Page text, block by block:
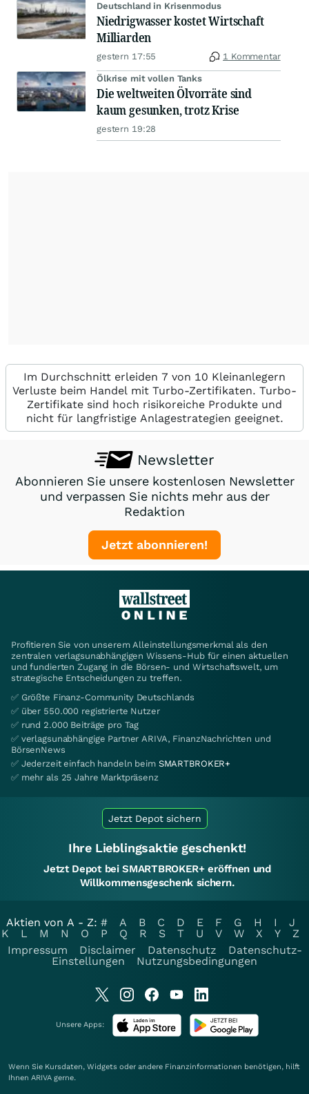
Deutschland in Krisenmodus
Niedrigwasser kostet Wirtschaft
Milliarden
gestern 17:55 1 Kommentar
Ölkrise mit vollen Tanks
Die weltweiten Ölvorräte sind
kaum gesunken, trotz Krise
gestern 19:28
Im Durchschnitt erleiden 7 von 10 Kleinanlegern
Verluste beim Handel mit Turbo-Zertifikaten. Turbo-
Zertifikate sind hoch risikoreiche Produkte und
nicht für langfristige Anlagestrategien geeignet.
Newsletter
Abonnieren Sie unsere kostenlosen Newsletter
und verpassen Sie nichts mehr aus der
Redaktion
Jetzt abonnieren!
Profitieren Sie von unserem Alleinstellungsmerkmal als den
zentralen verlagsunabhängigen Wissens-Hub für einen aktuellen
und fundierten Zugang in die Börsen- und Wirtschaftswelt, um
strategische Entscheidungen zu treffen.
✅ Größte Finanz-Community Deutschlands
✅ über 550.000 registrierte Nutzer
✅ rund 2.000 Beiträge pro Tag
✅ verlagsunabhängige Partner ARIVA, FinanzNachrichten und
BörsenNews
✅ Jederzeit einfach handeln beim SMARTBROKER+
✅ mehr als 25 Jahre Marktpräsenz
Jetzt Depot sichern
Ihre Lieblingsaktie geschenkt!
Jetzt Depot bei SMARTBROKER+ eröffnen und
Willkommensgeschenk sichern.
Aktien von A - Z: # A B C D E F G H I
J
K
L M N O P Q R S T U V W X Y
Z
Impressum
Disclaimer Datenschutz
Datenschutz-
Einstellungen
Nutzungsbedingungen
Unsere Apps:
Wenn Sie Kursdaten, Widgets oder andere Finanzinformationen benötigen, hilft
Ihnen ARIVA gerne.